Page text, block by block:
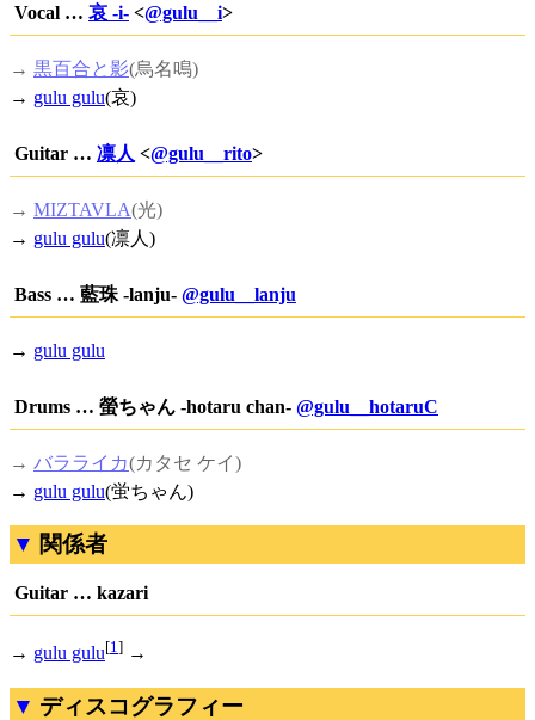
Vocal … 哀 -i- <@gulu__i>
→ 黒百合と影(烏名鳴)
→ gulu gulu(哀)
Guitar … 凛人 <@gulu__rito>
→ MIZTAVLA(光)
→ gulu gulu(凛人)
Bass … 藍珠 -lanju- @gulu__lanju
→ gulu gulu
Drums … 螢ちゃん -hotaru chan- @gulu__hotaruC
→ バラライカ(カタセ ケイ)
→ gulu gulu(蛍ちゃん)
関係者
Guitar … kazari
→ gulu gulu[1] →
ディスコグラフィー